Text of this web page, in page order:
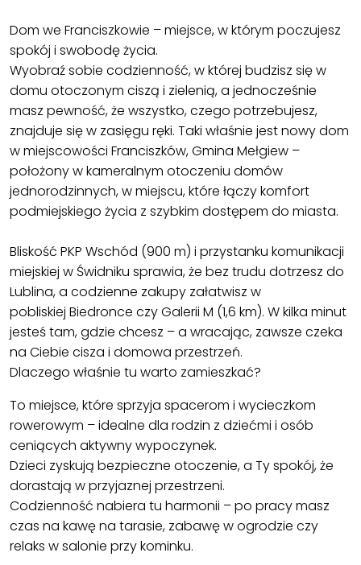
Dom we Franciszkowie – miejsce, w którym poczujesz
spokój i swobodę życia.
Wyobraź sobie codzienność, w której budzisz się w
domu otoczonym ciszą i zielenią, a jednocześnie
masz pewność, że wszystko, czego potrzebujesz,
znajduje się w zasięgu ręki. Taki właśnie jest nowy dom
w miejscowości Franciszków, Gmina Mełgiew –
położony w kameralnym otoczeniu domów
jednorodzinnych, w miejscu, które łączy komfort
podmiejskiego życia z szybkim dostępem do miasta.
Bliskość PKP Wschód (900 m) i przystanku komunikacji
miejskiej w Świdniku sprawia, że bez trudu dotrzesz do
Lublina, a codzienne zakupy załatwisz w
pobliskiej Biedronce czy Galerii M (1,6 km). W kilka minut
jesteś tam, gdzie chcesz – a wracając, zawsze czeka
na Ciebie cisza i domowa przestrzeń.
Dlaczego właśnie tu warto zamieszkać?
To miejsce, które sprzyja spacerom i wycieczkom
rowerowym – idealne dla rodzin z dziećmi i osób
ceniących aktywny wypoczynek.
Dzieci zyskują bezpieczne otoczenie, a Ty spokój, że
dorastają w przyjaznej przestrzeni.
Codzienność nabiera tu harmonii – po pracy masz
czas na kawę na tarasie, zabawę w ogrodzie czy
relaks w salonie przy kominku.